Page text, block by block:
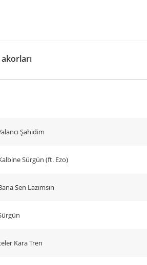
Şahidim
Sürgün (ft. Ezo)
Sen Lazımsın
Kara Tren